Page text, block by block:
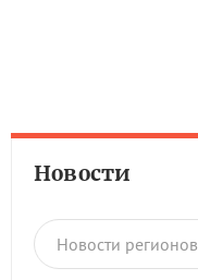
Новости
Новости регионов